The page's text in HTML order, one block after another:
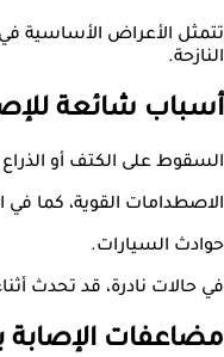
تتمثل الأعراض الأساسية
النازحة.
أسباب شائعة
السقوط على الكتف أو الذراع
الاصطدامات القوية، كما في
حوادث السيارات.
في حالات نادرة، قد تحدث
مضاعفات الإصابة